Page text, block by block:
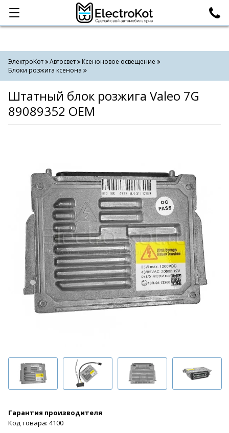
Категории Поиск
ЭлектроКот Автосвет
Ксеноновое освещение
Блоки розжига ксенона
Штатный блок розжига Valeo 7G
89089352 OEM
Гарантия производителя
Код товара: 4100